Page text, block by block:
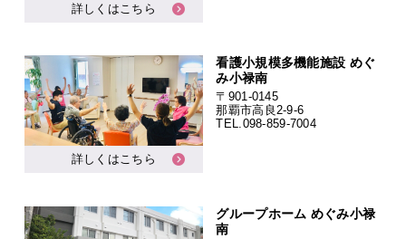
詳しくはこちら
詳しくはこちら
看護小規模多機能施設 めぐ
み小禄南
〒901-0145
那覇市高良2-9-6
TEL.098-859-7004
グループホーム めぐみ小禄
南